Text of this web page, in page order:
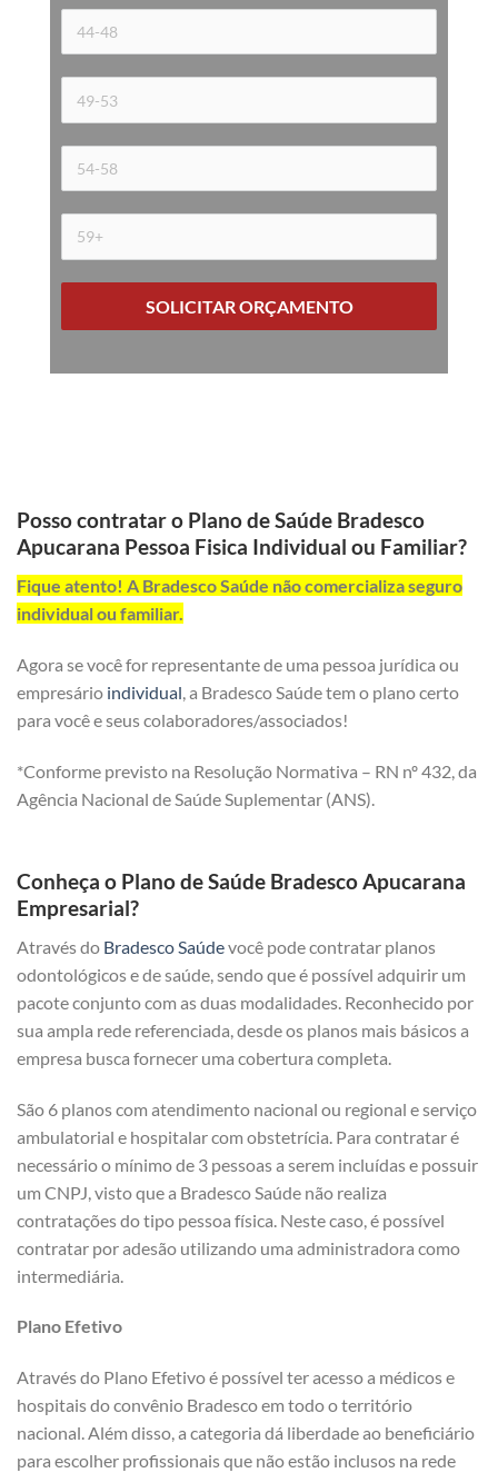
SOLICITAR ORÇAMENTO
Posso contratar o Plano de Saúde Bradesco
Apucarana Pessoa Fisica Individual ou Familiar?
Fique atento! A Bradesco Saúde não comercializa seguro
individual ou familiar.
Agora se você for representante de uma pessoa jurídica ou
empresário individual , a Bradesco Saúde tem o plano certo
para você e seus colaboradores/associados!
*Conforme previsto na Resolução Normativa – RN nº 432, da
Agência Nacional de Saúde Suplementar (ANS).
Conheça o Plano de Saúde Bradesco Apucarana
Empresarial?
Através do Bradesco Saúdevocê pode contratar planos
odontológicos e de saúde, sendo que é possível adquirir um
pacote conjunto com as duas modalidades. Reconhecido por
sua ampla rede referenciada, desde os planos mais básicos a
empresa busca fornecer uma cobertura completa.
São 6 planos com atendimento nacional ou regional e serviço
ambulatorial e hospitalar com obstetrícia. Para contratar é
necessário o mínimo de 3 pessoas a serem incluídas e possuir
um CNPJ, visto que a Bradesco Saúde não realiza
contratações do tipo pessoa física. Neste caso, é possível
contratar por adesão utilizando uma administradora como
intermediária.
Plano Efetivo
Através do Plano Efetivo é possível ter acesso a médicos e
hospitais do convênio Bradesco em todo o território
nacional. Além disso, a categoria dá liberdade ao beneficiário
para escolher profissionais que não estão inclusos na rede